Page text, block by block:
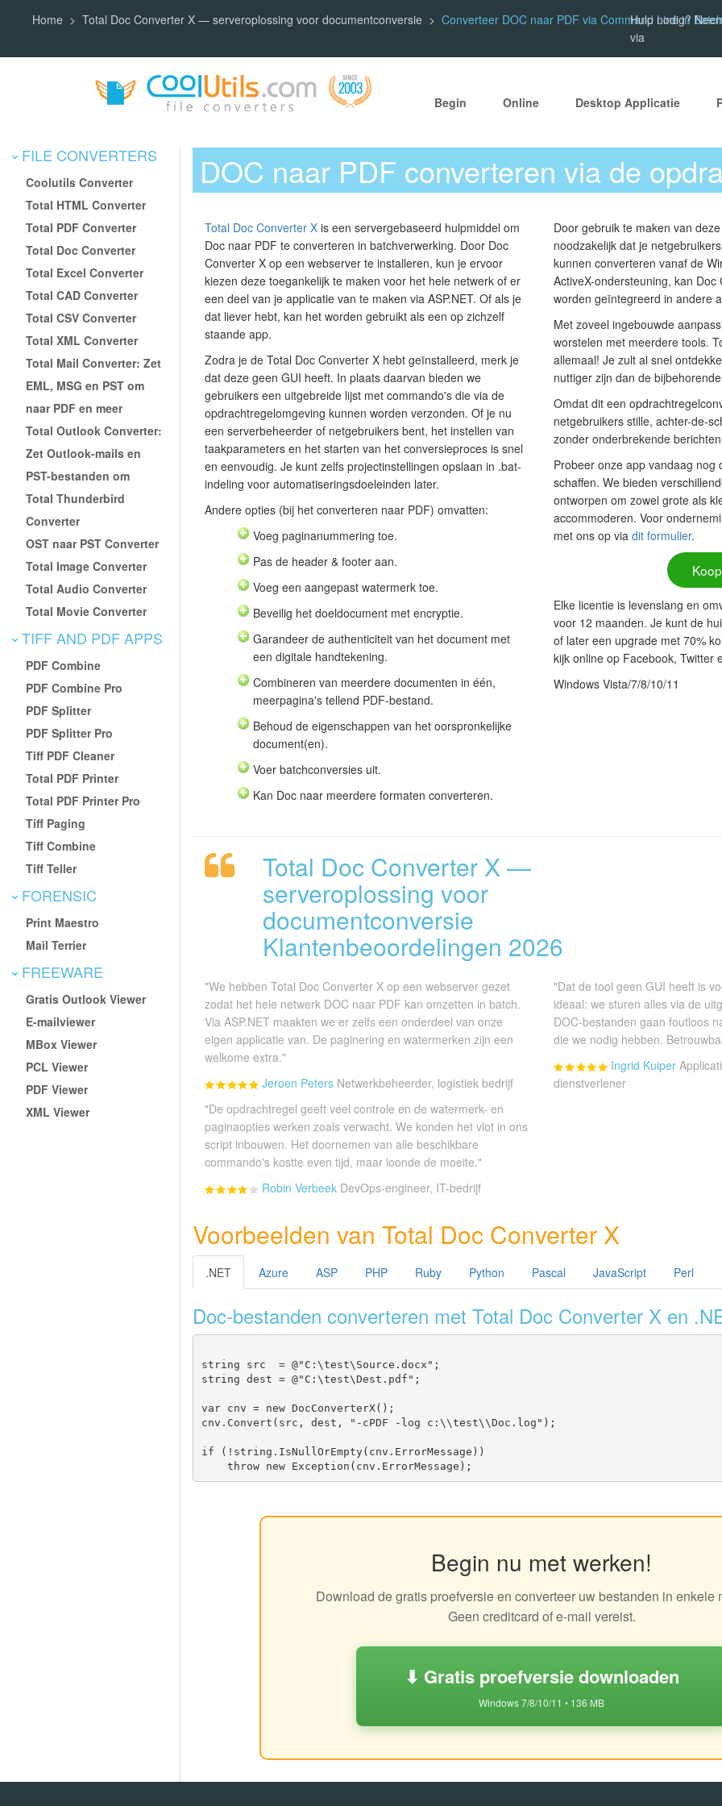
Home Total Doc Converter X — serveroplossing voor documentconversie Converteer DOC naar PDF via Command Line in Batch
Hulp nodig?
via
Begin Online Desktop Applicatie
FILE CONVERTERS
Coolutils Converter
Total HTML Converter
Total PDF Converter
Total Doc Converter
Total Excel Converter
Total CAD Converter
Total CSV Converter
Total XML Converter
Total Mail Converter: Zet
EML, MSG en PST om
naar PDF en meer
Total Outlook Converter:
Zet Outlook-mails en
PST-bestanden om
Total Thunderbird
Converter
OST naar PST Converter
Total Image Converter
Total Audio Converter
Total Movie Converter
TIFF AND PDF APPS
PDF Combine
PDF Combine Pro
PDF Splitter
PDF Splitter Pro
Tiff PDF Cleaner
Total PDF Printer
Total PDF Printer Pro
Tiff Paging
Tiff Combine
Tiff Teller
FORENSIC
Print Maestro
Mail Terrier
FREEWARE
Gratis Outlook Viewer
E-mailviewer
MBox Viewer
PCL Viewer
PDF Viewer
XML Viewer
DOC naar PDF converteren via de
Total Doc Converter X is een servergebaseerd hulpmiddel om
Doc naar PDF te converteren in batchverwerking. Door Doc
Converter X op een webserver te installeren, kun je ervoor
kiezen deze toegankelijk te maken voor het hele netwerk of er
een deel van je applicatie van te maken via ASP.NET. Of als je
dat liever hebt, kan het worden gebruikt als een op zichzelf
staande app.
Zodra je de Total Doc Converter X hebt geïnstalleerd, merk je
dat deze geen GUI heeft. In plaats daarvan bieden we
gebruikers een uitgebreide lijst met commando's die via de
opdrachtregelomgeving kunnen worden verzonden. Of je nu
een serverbeheerder of netgebruikers bent, het instellen van
taakparameters en het starten van het conversieproces is snel
en eenvoudig. Je kunt zelfs projectinstellingen opslaan in .bat-
indeling voor automatiseringsdoeleinden later.
Andere opties (bij het converteren naar PDF) omvatten:
Voeg paginanummering toe.
Pas de header & footer aan.
Voeg een aangepast watermerk toe.
Beveilig het doeldocument met encryptie.
Garandeer de authenticiteit van het document met
een digitale handtekening.
Combineren van meerdere documenten in één,
meerpagina's tellend PDF-bestand.
Behoud de eigenschappen van het oorspronkelijke
document(en).
Voer batchconversies uit.
Kan Doc naar meerdere formaten converteren.
Door gebruik te maken van
noodzakelijk dat je
kunnen converteren vanaf de
ActiveX-ondersteuning, kan
worden geïntegreerd in andere
Met zoveel ingebouwde
worstelen met meerdere tools.
allemaal! Je zult al snel
nuttiger zijn dan de
Omdat dit een
netgebruikers stille, achter-de-
zonder onderbrekende
Probeer onze app vandaag
schaffen. We bieden
ontworpen om zowel grote als
accommoderen. Voor
met ons op via dit formulier.
Elke licentie is levenslang en
voor 12 maanden. Je kunt de
of later een upgrade met 70%
kijk online op Facebook, Twitter
Windows Vista/7/8/10/11
Total Doc Converter X —
serveroplossing voor
documentconversie
Klantenbeoordelingen 2026
"We hebben Total Doc Converter X op een webserver gezet
zodat het hele netwerk DOC naar PDF kan omzetten in batch.
Via ASP.NET maakten we er zelfs een onderdeel van onze
eigen applicatie van. De paginering en watermerken zijn een
welkome extra."
Jeroen Peters Netwerkbeheerder, logistiek bedrijf
"Dat de tool geen GUI heeft is
ideaal: we sturen alles via de
DOC-bestanden gaan foutloos
die we nodig hebben.
Ingrid Kuiper
dienstverlener
"De opdrachtregel geeft veel controle en de watermerk- en
paginaopties werken zoals verwacht. We konden het vlot in ons
script inbouwen. Het doornemen van alle beschikbare
commando's kostte even tijd, maar loonde de moeite."
Robin Verbeek DevOps-engineer, IT-bedrijf
Voorbeelden van Total Doc Converter X
.NET Azure ASP PHP Ruby Python Pascal JavaScript Perl
Doc-bestanden converteren met Total Doc Converter X en
string src  = @"C:\test\Source.docx";
string dest = @"C:\test\Dest.pdf";
var cnv = new DocConverterX();
cnv.Convert(src, dest, "-cPDF -log c:\\test\\Doc.log");
if (!string.IsNullOrEmpty(cnv.ErrorMessage))
Begin nu met werken!
Download de gratis proefversie en converteer uw bestanden in enkele
Geen creditcard of e-mail vereist.
⬇ Gratis proefversie downloaden
Windows 7/8/10/11 • 136 MB